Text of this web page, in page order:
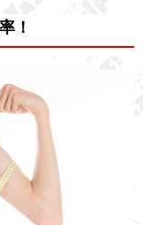
！